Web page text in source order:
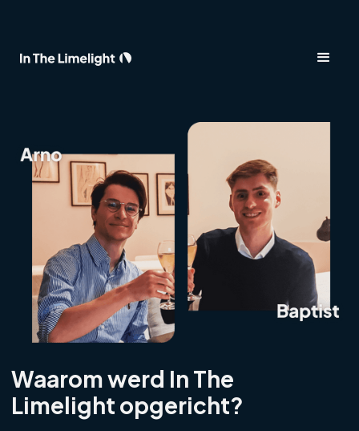
Waarom werd In The
Limelight opgericht?